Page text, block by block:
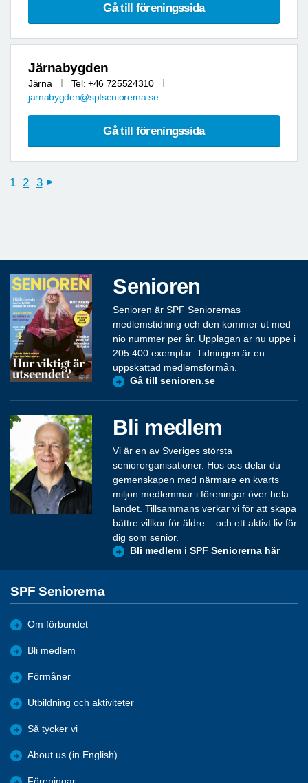
Gå till föreningssida
Järnabygden
Järna
Tel: +46 725524310
jarnabygden@spfseniorerna.se
Gå till föreningssida
1 2 3 next
Senioren
Senioren är SPF Seniorernas
medlemstidning och den kommer ut med
nio nummer per år. Upplagan är nu uppe i
205 400 exemplar. Tidningen är en
uppskattad medlemsförmån.
Gå till senioren.se
Bli medlem
Vi är en av Sveriges största
seniororganisationer. Hos oss delar du
gemenskapen med närmare en kvarts
miljon medlemmar i föreningar över hela
landet. Tillsammans verkar vi för att skapa
bättre villkor för äldre – och ett aktivt liv för
dig som senior.
Bli medlem i SPF Seniorerna här
SPF Seniorerna
Om förbundet
Bli medlem
Förmåner
Utbildning och aktiviteter
Så tycker vi
About us (in English)